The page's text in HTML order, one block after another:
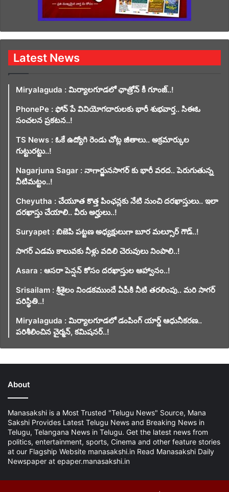
Latest News
Miryalaguda : మిర్యాలగూడలో ఛాత్రోన్ కీ గూంజ్..!
PhonePe : ఫోన్ పే వినియోగదారులకు భారీ శుభవార్త.. సిఈఓ
సంచలన ప్రకటన..!
TS News : ఓకే ఉద్యోగి రెండు చోట్ల జీతాలు.. అక్రమార్కుల
గుట్టురట్టు..!
Nagarjuna Sagar : నాగార్జునసాగర్ కు భారీ వరద.. పెరుగుతున్న
నీటిమట్టం..!
Cheyutha : చేయూత కొత్త పింఛన్లకు నేటి నుంచి దరఖాస్తులు.. ఇలా
దరఖాస్తు చేయాలి.. వీరు అర్హులు..!
Suryapet : బిజెపి పట్టణ అధ్యక్షులుగా బూర మల్సూర్ గౌడ్..!
సాగర్ ఎడమ కాలువకు నీళ్లు వదిలి చెరువులు నింపాలి..!
Asara : ఆసరా పెన్షన్ కోసం దరఖాస్తుల ఆహ్వానం..!
Srisailam : శ్రీశైలం నిండకముందే ఏపీకి నీటి తరలింపు.. మరి సాగర్
పరిస్థితి..!
Miryalaguda : మిర్యాలగూడలో డంపింగ్ యార్డ్ ఆధునీకరణ..
పరిశీలించిన చైర్మన్, కమిషనర్..!
About
Manasakshi is a Most Trusted "Telugu News" Source, Mana
Sakshi Provides Latest Telugu News and Breaking News in
Telugu, Telangana News in Telugu. Get the latest news from
politics, entertainment, sports, Cinema and other feature stories
at our Flagship Website manasakshi.in Read Manasakshi Daily
Newspaper at epaper.manasakshi.in